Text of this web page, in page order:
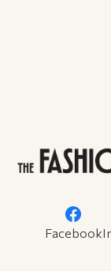
Facebook